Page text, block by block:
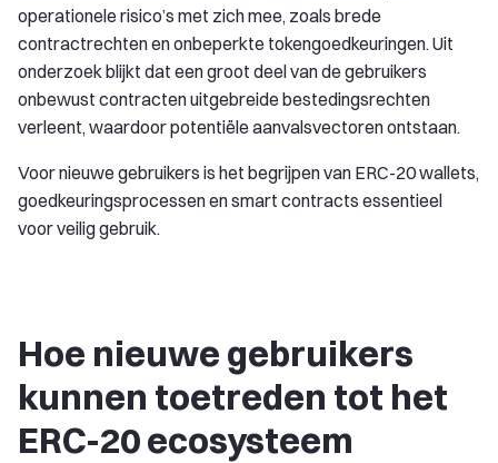
operationele risico’s met zich mee, zoals brede
contractrechten en onbeperkte tokengoedkeuringen. Uit
onderzoek blijkt dat een groot deel van de gebruikers
onbewust contracten uitgebreide bestedingsrechten
verleent, waardoor potentiële aanvalsvectoren ontstaan.
Voor nieuwe gebruikers is het begrijpen van ERC-20 wallets,
goedkeuringsprocessen en smart contracts essentieel
voor veilig gebruik.
Hoe nieuwe gebruikers
kunnen toetreden tot het
ERC-20 ecosysteem